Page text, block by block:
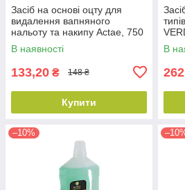
Засіб на основі оцту для
видалення вапняного
нальоту та накипу Actae, 750
мл
В наявності
133,20 ₴ 148 ₴
Купити
мл
В
–10%